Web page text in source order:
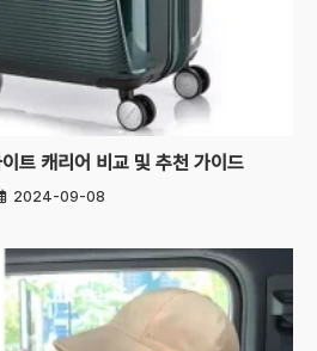
트 캐리어 비교 및 추천 가이드
2024-09-08